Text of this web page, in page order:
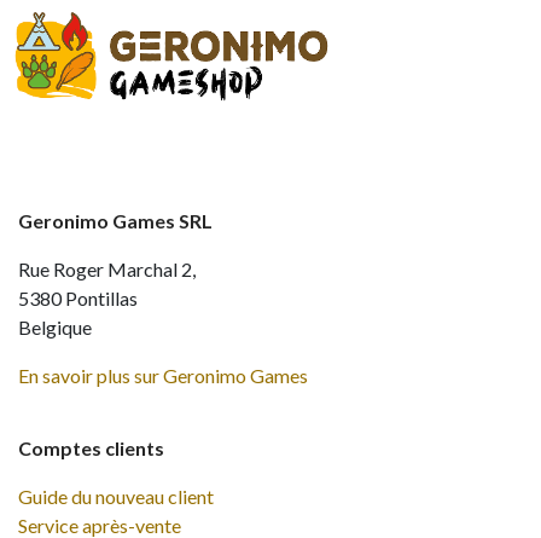
Comptes clients
Guide du nouveau client
Service après-vente
Geronimo Games SRL
Rue Roger Marchal 2,
5380 Pontillas
Belgique
En savoir plus sur Geronimo Games